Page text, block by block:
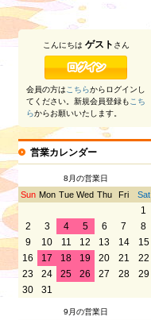
こんにちは ゲスト さん
会員の方はこちらからログインし
てください。新規会員登録もこち
らからお願いいたします。
営業カレンダー
8月の営業日
Sun Mon Tue Wed Thu Fri Sat
1
2
3 4 5 6 7
8
9
10 11 12 13 14
15
16
17 18 19 20 21
22
23
24 25 26 27 28
29
30
31
9月の営業日